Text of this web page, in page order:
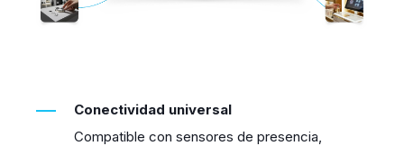
Conectividad universal
Compatible con sensores de presencia,